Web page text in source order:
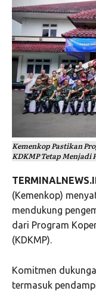
Kemenkop Pastikan
KDKMP Tetap Menjadi
(Kemenkop)
mendukung
dari Program
(KDKMP).
Komitmen
termasuk